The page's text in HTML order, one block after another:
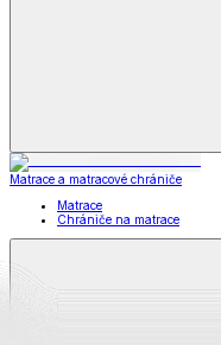
Matrace a matracové chrániče
Matrace
Chrániče na matrace